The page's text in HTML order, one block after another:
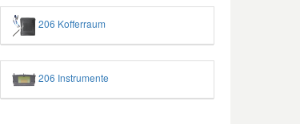
206 Kofferraum
206 Instrumente